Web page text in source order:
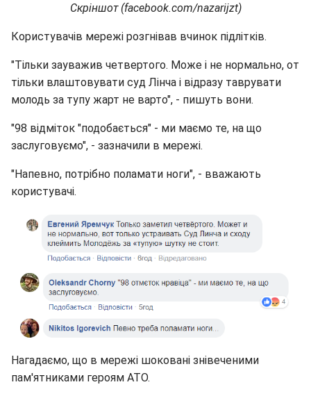
Скріншот (facebook.com/nazarijzt)
Користувачів мережі розгнівав вчинок підлітків.
"Тільки зауважив четвертого. Може і не нормально, от
тільки влаштовувати суд Лінча і відразу таврувати
молодь за тупу жарт не варто", - пишуть вони.
"98 відміток "подобається" - ми маємо те, на що
заслуговуємо", - зазначили в мережі.
"Напевно, потрібно поламати ноги", - вважають
користувачі.
Нагадаємо, що в мережі шоковані знівеченими
пам'ятниками героям АТО.